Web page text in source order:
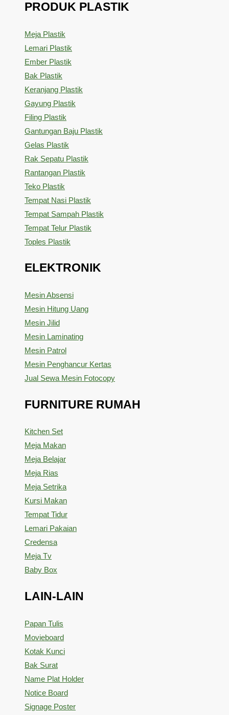
PRODUK PLASTIK
Meja Plastik
Lemari Plastik
Ember Plastik
Bak Plastik
Keranjang Plastik
Gayung Plastik
Filing Plastik
Gantungan Baju Plastik
Gelas Plastik
Rak Sepatu Plastik
Rantangan Plastik
Teko Plastik
Tempat Nasi Plastik
Tempat Sampah Plastik
Tempat Telur Plastik
Toples Plastik
ELEKTRONIK
Mesin Absensi
Mesin Hitung Uang
Mesin Jilid
Mesin Laminating
Mesin Patrol
Mesin Penghancur Kertas
Jual Sewa Mesin Fotocopy
FURNITURE RUMAH
Kitchen Set
Meja Makan
Meja Belajar
Meja Rias
Meja Setrika
Kursi Makan
Tempat Tidur
Lemari Pakaian
Credensa
Meja Tv
Baby Box
LAIN-LAIN
Papan Tulis
Movieboard
Kotak Kunci
Bak Surat
Name Plat Holder
Notice Board
Signage Poster